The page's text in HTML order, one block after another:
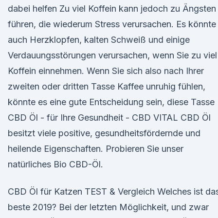
dabei helfen Zu viel Koffein kann jedoch zu Ängsten
führen, die wiederum Stress verursachen. Es könnte
auch Herzklopfen, kalten Schweiß und einige
Verdauungsstörungen verursachen, wenn Sie zu viel
Koffein einnehmen. Wenn Sie sich also nach Ihrer
zweiten oder dritten Tasse Kaffee unruhig fühlen,
könnte es eine gute Entscheidung sein, diese Tasse
CBD Öl - für Ihre Gesundheit - CBD VITAL CBD Öl
besitzt viele positive, gesundheitsfördernde und
heilende Eigenschaften. Probieren Sie unser
natürliches Bio CBD-Öl.
CBD Öl für Katzen TEST & Vergleich Welches ist
beste 2019? Bei der letzten Möglichkeit, und zwar